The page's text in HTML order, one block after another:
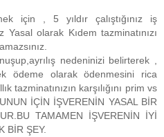
için , 5 yıldır çalıştığınız iş
olarak Kıdem tazminatınızı
nedeninizi belirterek ,
ek ödeme olarak ödenmesini rica
tazminatınızın karşılığını prim vs
İÇİN İŞVERENİN YASAL BİR
TAMAMEN İŞVERENİN İYİ
BİR ŞEY.